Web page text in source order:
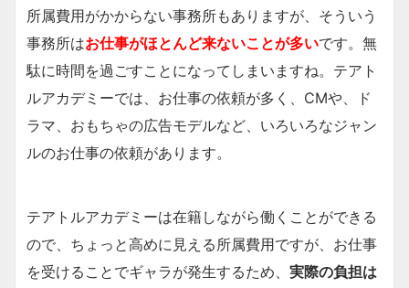
所属費用がかからない事務所もありますが、そういう
事務所はお仕事がほとんど来ないことが多いです。無
駄に時間を過ごすことになってしまいますね。テアト
ルアカデミーでは、お仕事の依頼が多く、CMや、ド
ラマ、おもちゃの広告モデルなど、いろいろなジャン
ルのお仕事の依頼があります。
テアトルアカデミーは在籍しながら働くことができる
ので、ちょっと高めに見える所属費用ですが、お仕事
を受けることでギャラが発生するため、 実際の負担は